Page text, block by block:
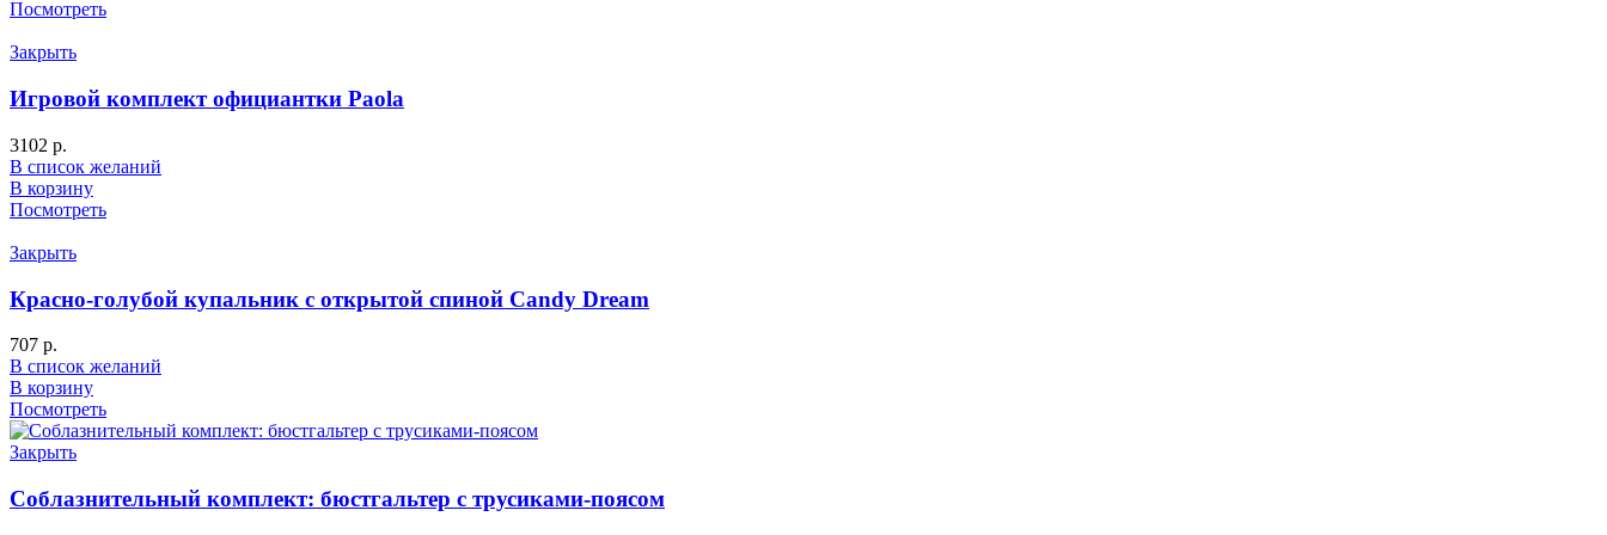
Посмотреть
Закрыть
Игровой комплект официантки Paola
3102 р.
В список желаний
В корзину
Посмотреть
Закрыть
Красно-голубой купальник с открытой спиной Candy Dream
707 р.
В список желаний
В корзину
Посмотреть
Закрыть
Соблазнительный комплект: бюстгальтер с трусиками-поясом